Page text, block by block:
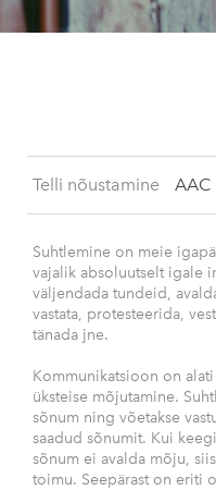
Telli nõustamine AAC
Suhtlemine on meie
vajalik absoluutselt igale
väljendada tundeid,
vastata, protesteerida,
tänada jne.
Kommunikatsioon on
üksteise mõjutamine.
sõnum ning võetakse
saadud sõnumit. Kui
sõnum ei avalda mõju,
toimu. Seepärast on eriti